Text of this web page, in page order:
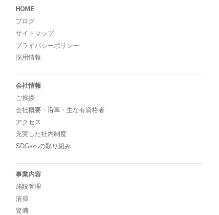
HOME
ブログ
サイトマップ
プライバシーポリシー
採用情報
会社情報
ご挨拶
会社概要・沿革・主な有資格者
アクセス
充実した社内制度
SDGsへの取り組み
事業内容
施設管理
清掃
警備